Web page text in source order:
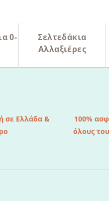
0-
Σελτεδάκια
Αλλαξιέρες
σε Ελλάδα &
100%
όλους